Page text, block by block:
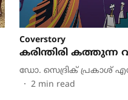
Coverstory
കരിന്തിരി കത്തുന്ന
ഡോ. സെദ്രിക് പ്രകാശ്
2 min read